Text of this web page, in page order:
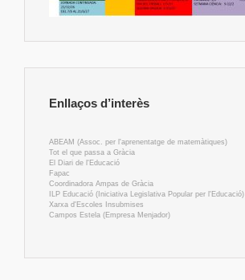
Enllaços d’interès
ABEAM (Assoc. per l'aprenentatge de matemàtiques)
Tot el que passa a Gràcia
El Diari de l'Educació
Fapac
Coordinadora Ampas de Gràcia
ILP Educació (Iniciativa Legislativa Popular per l'Educació)
Xarxa d'Escoles Insubmises
Campos Estela (Empresa Menjador)